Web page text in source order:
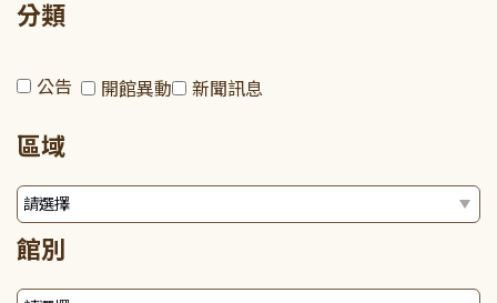
分類
公告 開館異動 新聞訊息
區域
館別